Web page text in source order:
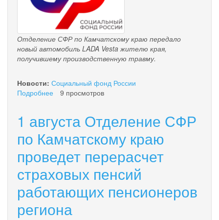
Отделение СФР по Камчатскому краю передало
новый автомобиль LADA Vesta жителю края,
получившему производственную травму.
Новости: Социальный фонд России
Подробнее
Соцфонда
обеспечило
специализированным
жителя
региона,
пострадавшего
на
производстве
9 просмотров
1 августа Отделение СФР
по Камчатскому краю
проведет перерасчет
страховых пенсий
работающих пенсионеров
региона